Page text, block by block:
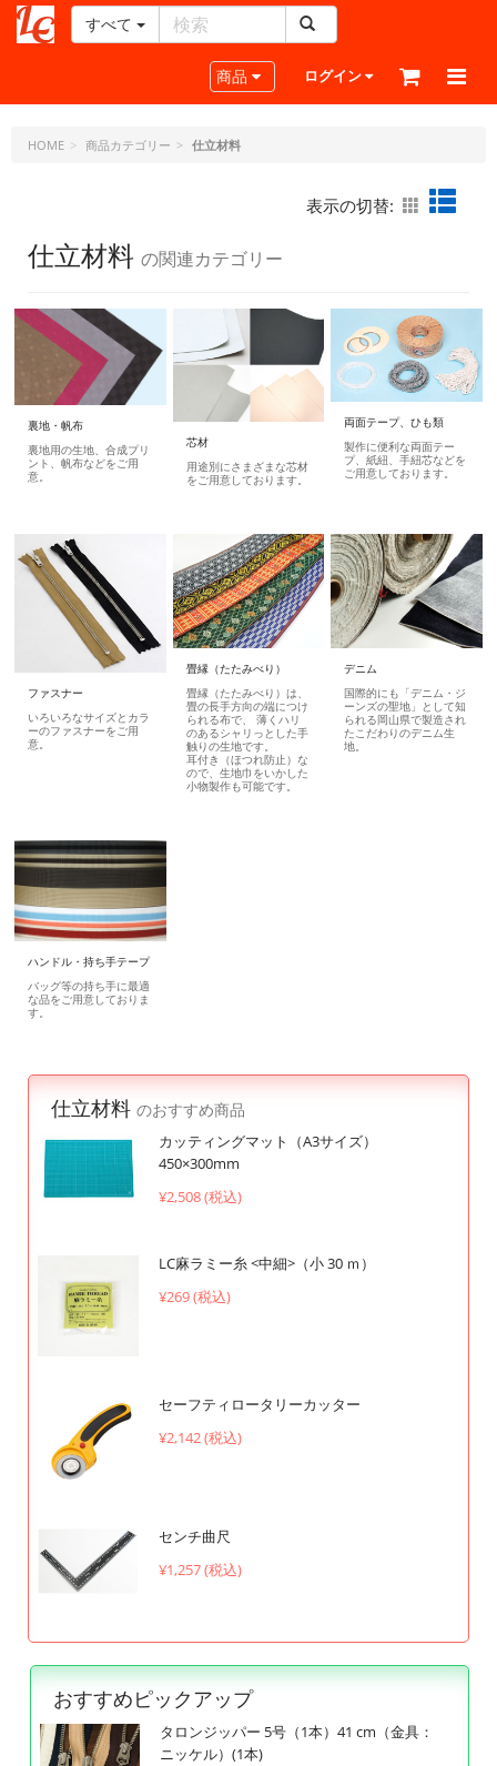
ー
ラ
ッ
ト・
ェ
ー
ピ
ー
すべて
Toggle navigation
商品 ログイン
HOME 商品カテゴリー 仕立材料
表示の切替:
仕立材料 の関連カテゴリー
裏地・帆布
裏地用の生地、合成プリ
ント、帆布などをご用
意。
芯材
用途別にさまざまな芯材
をご用意しております。
両面テープ、ひも類
製作に便利な両面テー
プ、紙紐、手紐芯などを
ご用意しております。
ファスナー
いろいろなサイズとカラ
ーのファスナーをご用
意。
畳縁（たたみべり）
畳縁（たたみべり）は、
畳の長手方向の端につけ
られる布で、 薄くハリ
のあるシャリっとした手
触りの生地です。
耳付き（ほつれ防止）な
ので、生地巾をいかした
小物製作も可能です。
デニム
国際的にも「デニム・ジ
ーンズの聖地」として知
られる岡山県で製造され
たこだわりのデニム生
地。
ハンドル・持ち手テープ
バッグ等の持ち手に最適
な品をご用意しておりま
す。
仕立材料 のおすすめ商品
カッティングマット（A3サイズ）
450×300mm
¥2,508 (税込)
LC麻ラミー糸 <中細>（小 30 ｍ）
¥269 (税込)
セーフティロータリーカッター
¥2,142 (税込)
センチ曲尺
¥1,257 (税込)
おすすめピックアップ
タロンジッパー 5号（1本）41 cm（金具：
ニッケル）(1本)